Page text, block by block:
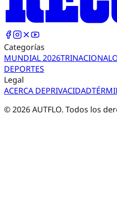
Categorías
MUNDIAL 2026TRINACIONAL
DEPORTES
Legal
ACERCA DEPRIVACIDAD
©2026AUTFLO. Todos los